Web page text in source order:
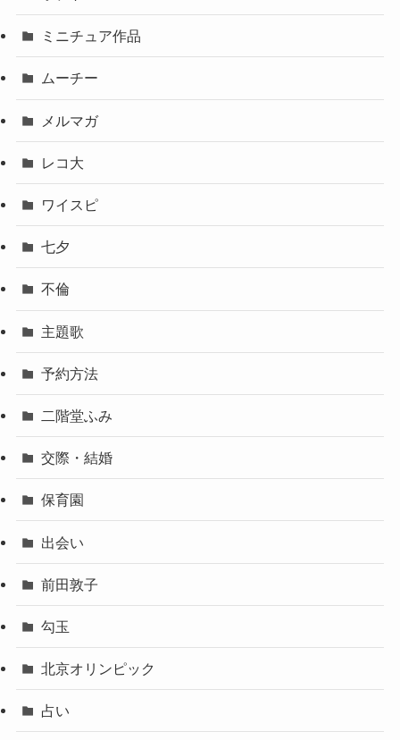
ミニチュア作品
ムーチー
メルマガ
レコ大
ワイスピ
七夕
不倫
主題歌
予約方法
二階堂ふみ
交際・結婚
保育園
出会い
前田敦子
勾玉
北京オリンピック
占い